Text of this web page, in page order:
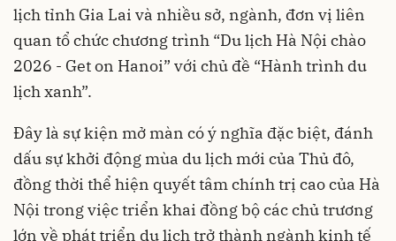
lịch tỉnh Gia Lai và nhiều sở, ngành, đơn vị liên
quan tổ chức chương trình “Du lịch Hà Nội chào
2026 - Get on Hanoi” với chủ đề “Hành trình du
lịch xanh”.
Đây là sự kiện mở màn có ý nghĩa đặc biệt, đánh
dấu sự khởi động mùa du lịch mới của Thủ đô,
đồng thời thể hiện quyết tâm chính trị cao của Hà
Nội trong việc triển khai đồng bộ các chủ trương
lớn về phát triển du lịch trở thành ngành kinh tế